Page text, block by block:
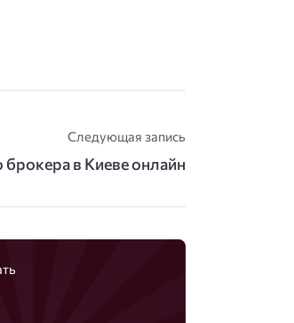
Следующая запись
в Киеве онлайн